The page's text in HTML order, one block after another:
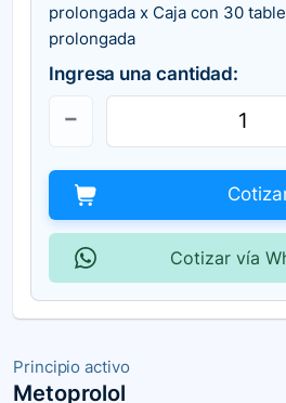
Principio activo
Metoprolol
prolongada x Caja con 30
prolongada
Ingresa una cantidad:
Cotizar vía